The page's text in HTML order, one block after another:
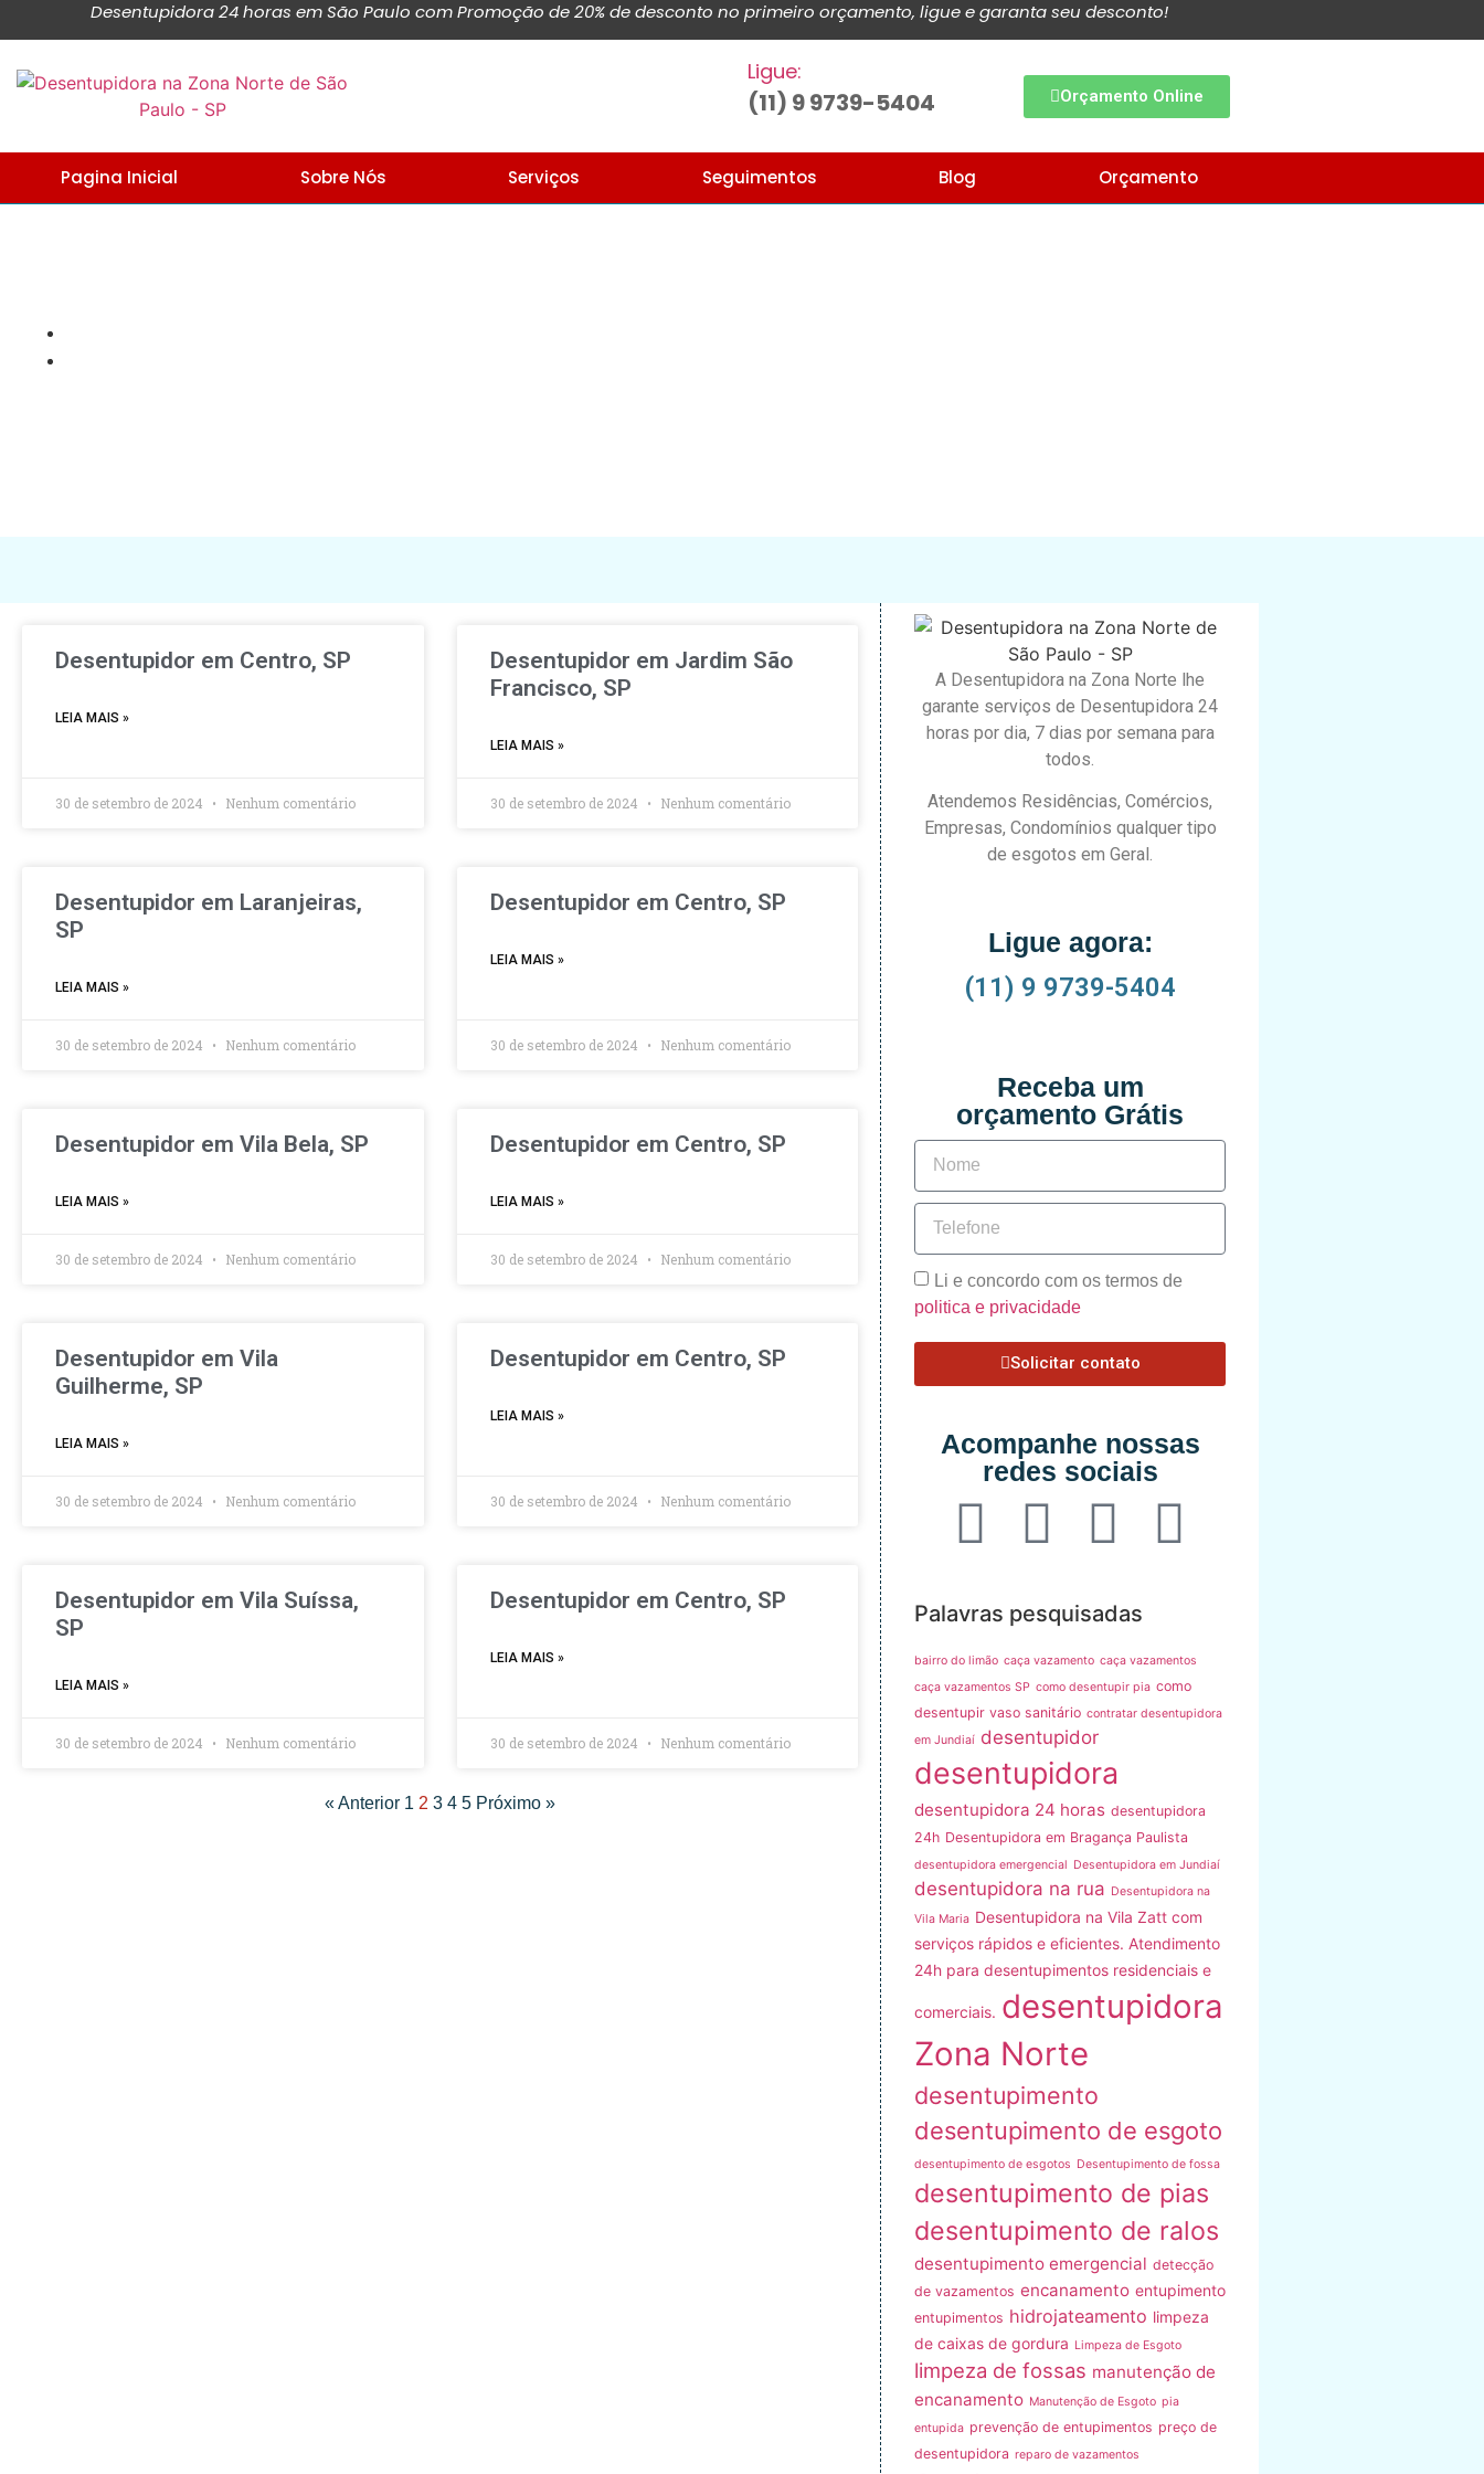
Desentupidora 24 horas em São Paulo com Promoção de 20% de desconto no primeiro orçamento, ligue e garanta seu desconto!
Ligue:
(11) 9 9739-5404 Orçamento Online
Pagina Inicial Sobre Nós Serviços Seguimentos Blog Orçamento
Desentupidor em Centro, SP
LEIA MAIS »
30 de setembro de 2024 Nenhum comentário
Desentupidor em Jardim São
Francisco, SP
LEIA MAIS »
30 de setembro de 2024 Nenhum comentário
Desentupidor em Laranjeiras,
SP
LEIA MAIS »
30 de setembro de 2024 Nenhum comentário
Desentupidor em Centro, SP
LEIA MAIS »
30 de setembro de 2024 Nenhum comentário
Desentupidor em Vila Bela, SP
LEIA MAIS »
30 de setembro de 2024 Nenhum comentário
Desentupidor em Centro, SP
LEIA MAIS »
30 de setembro de 2024 Nenhum comentário
Desentupidor em Vila
Guilherme, SP
LEIA MAIS »
30 de setembro de 2024 Nenhum comentário
Desentupidor em Centro, SP
LEIA MAIS »
30 de setembro de 2024 Nenhum comentário
Desentupidor em Vila Suíssa,
SP
LEIA MAIS »
30 de setembro de 2024 Nenhum comentário
Desentupidor em Centro, SP
LEIA MAIS »
30 de setembro de 2024 Nenhum comentário
« Anterior 1 2 3 4 5 Próximo »
A Desentupidora na Zona Norte lhe
garante serviços de Desentupidora 24
horas por dia, 7 dias por semana para
todos.
Atendemos Residências, Comércios,
Empresas, Condomínios qualquer tipo
de esgotos em Geral.
Ligue agora:
(11) 9 9739-5404
Receba um
orçamento Grátis
Li e concordo com os termos de
politica e privacidade
Solicitar contato
Acompanhe nossas
redes sociais
Palavras pesquisadas
bairro do limão caça vazamento caça vazamentos
caça vazamentos SP como desentupir pia como
desentupir vaso sanitário contratar desentupidora
em Jundiaí desentupidor
desentupidora
desentupidora 24 horas desentupidora
24h Desentupidora em Bragança Paulista
desentupidora emergencial Desentupidora em Jundiaí
desentupidora na rua Desentupidora na
Vila Maria Desentupidora na Vila Zatt com
serviços rápidos e eficientes. Atendimento
24h para desentupimentos residenciais e
comerciais. desentupidora
Zona Norte
desentupimento
desentupimento de esgoto
desentupimento de esgotos Desentupimento de fossa
desentupimento de pias
desentupimento de ralos
desentupimento emergencial detecção
de vazamentos encanamento entupimento
entupimentos hidrojateamento limpeza
de caixas de gordura Limpeza de Esgoto
limpeza de fossas manutenção de
encanamento Manutenção de Esgoto pia
entupida prevenção de entupimentos preço de
desentupidora reparo de vazamentos